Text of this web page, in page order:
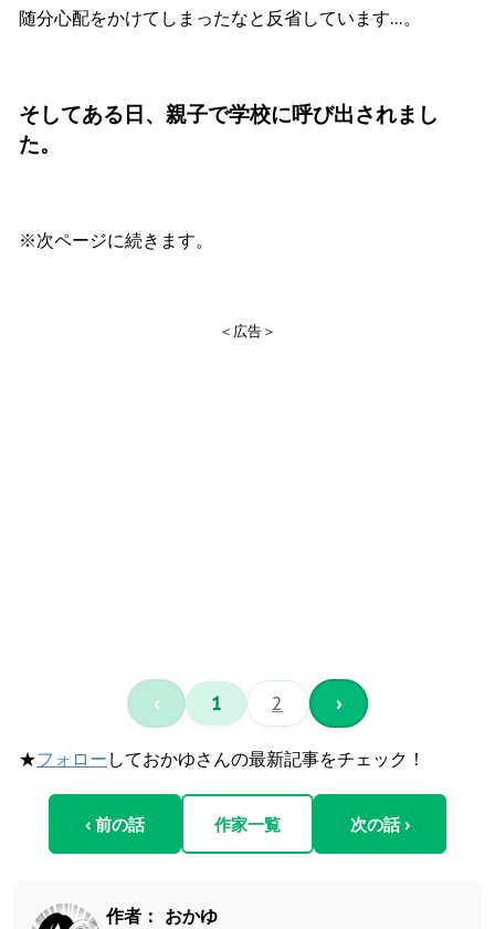
随分心配をかけてしまったなと反省しています…。
そしてある日、親子で学校に呼び出されまし
た。
※次ページに続きます。
＜広告＞
‹ 1 2 ›
★フォロー しておかゆさんの最新記事をチェック！
‹ 前の話 作家一覧 次の話 ›
作者： おかゆ